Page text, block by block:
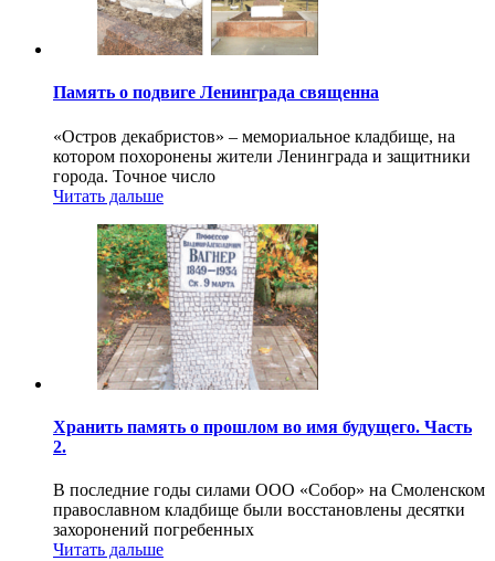
Память о подвиге Ленинграда священна
«Остров декабристов» – мемориальное кладбище, на
котором похоронены жители Ленинграда и защитники
города. Точное число
Читать дальше
Хранить память о прошлом во имя будущего. Часть
2.
В последние годы силами ООО «Собор» на Смоленском
православном кладбище были восстановлены десятки
захоронений погребенных
Читать дальше